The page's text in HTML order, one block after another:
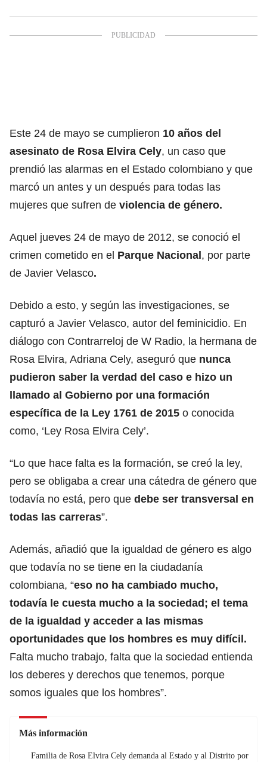
Este 24 de mayo se cumplieron 10 años del
asesinato de Rosa Elvira Cely, un caso que
prendió las alarmas en el Estado colombiano y que
marcó un antes y un después para todas las
mujeres que sufren de violencia de género.
Aquel jueves 24 de mayo de 2012, se conoció el
crimen cometido en el Parque Nacional, por parte
de Javier Velasco.
Debido a esto, y según las investigaciones, se
capturó a Javier Velasco, autor del feminicidio. En
diálogo con Contrarreloj de W Radio, la hermana de
Rosa Elvira, Adriana Cely, aseguró que nunca
pudieron saber la verdad del caso e hizo un
llamado al Gobierno por una formación
específica de la Ley 1761 de 2015 o conocida
como, ‘Ley Rosa Elvira Cely’.
“Lo que hace falta es la formación, se creó la ley,
pero se obligaba a crear una cátedra de género que
todavía no está, pero que debe ser transversal en
todas las carreras”.
Además, añadió que la igualdad de género es algo
que todavía no se tiene en la ciudadanía
colombiana, “eso no ha cambiado mucho,
todavía le cuesta mucho a la sociedad; el tema
de la igualdad y acceder a las mismas
oportunidades que los hombres es muy difícil.
Falta mucho trabajo, falta que la sociedad entienda
los deberes y derechos que tenemos, porque
somos iguales que los hombres”.
Más información
Familia de Rosa Elvira Cely demanda al Estado y al Distrito por